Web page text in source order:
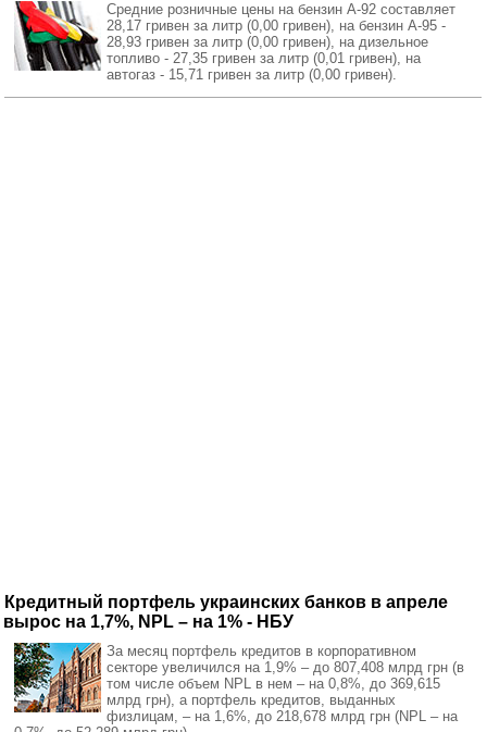
Средние розничные цены на бензин А-92 составляет
28,17 гривен за литр (0,00 гривен), на бензин А-95 -
28,93 гривен за литр (0,00 гривен), на дизельное
топливо - 27,35 гривен за литр (0,01 гривен), на
автогаз - 15,71 гривен за литр (0,00 гривен).
Кредитный портфель украинских банков в апреле
вырос на 1,7%, NPL – на 1% - НБУ
За месяц портфель кредитов в корпоративном
секторе увеличился на 1,9% – до 807,408 млрд грн (в
том числе объем NPL в нем – на 0,8%, до 369,615
млрд грн), а портфель кредитов, выданных
физлицам, – на 1,6%, до 218,678 млрд грн (NPL – на